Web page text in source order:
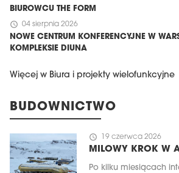
BIUROWCU THE FORM
schedule 04 sierpnia 2026
NOWE CENTRUM KONFERENCYJNE W
KOMPLEKSIE DIUNA
Więcej w Biura i projekty wielofunkcyjne
BUDOWNICTWO
schedule 19 czerwca 2026
MILOWY KROK W
Po kilku miesiącach